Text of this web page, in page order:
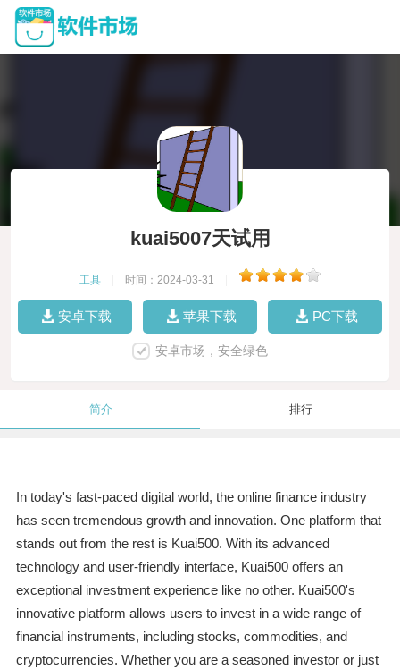
kuai5007天试用
工具 时间：2024-03-31
安卓下载 苹果下载 PC下载
安卓市场，安全绿色
简介 排行
In today's fast-paced digital world, the online finance industry
has seen tremendous growth and innovation. One platform that
stands out from the rest is Kuai500. With its advanced
technology and user-friendly interface, Kuai500 offers an
exceptional investment experience like no other. Kuai500's
innovative platform allows users to invest in a wide range of
financial instruments, including stocks, commodities, and
cryptocurrencies. Whether you are a seasoned investor or just